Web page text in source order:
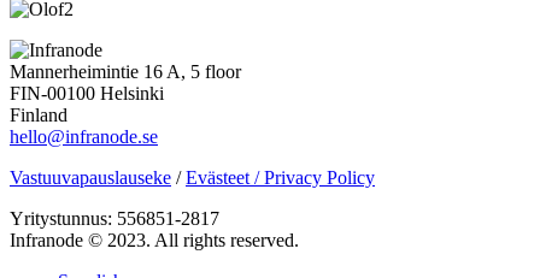
Mannerheimintie 16 A, 5 floor
FIN-00100 Helsinki
Finland
hello@infranode.se
Vastuuvapauslauseke /Evästeet / Privacy Policy
Yritystunnus: 556851-2817
Infranode © 2023. All rights reserved.